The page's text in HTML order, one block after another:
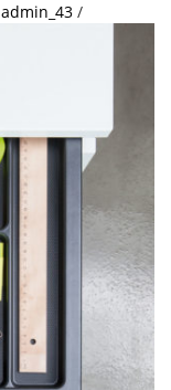
admin_43 /